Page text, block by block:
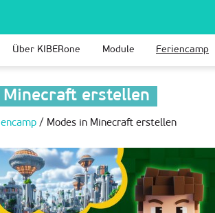
Über KIBERone Module Feriencamp
Minecraft erstellen
/ Modes in Minecraft erstellen